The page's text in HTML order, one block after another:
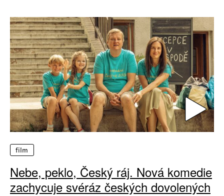
film
Nebe, peklo, Český ráj. Nová komedie
zachycuje svéráz českých dovolených